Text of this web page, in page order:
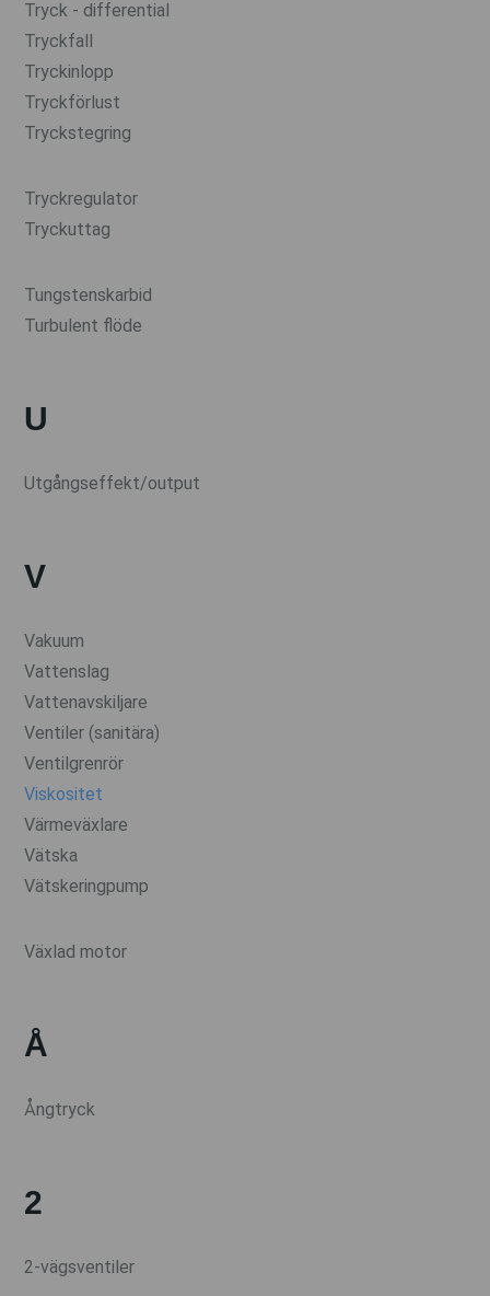
Tryck - differential
Tryckfall
Tryckinlopp
Tryckförlust
Tryckstegring
Tryckregulator
Tryckuttag
Tungstenskarbid
Turbulent flöde
U
Utgångseffekt/output
V
Vakuum
Vattenslag
Vattenavskiljare
Ventiler (sanitära)
Ventilgrenrör
Viskositet
Värmeväxlare
Vätska
Vätskeringpump
Växlad motor
Å
Ångtryck
2
2-vägsventiler